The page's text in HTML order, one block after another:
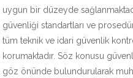
uygun bir düzeyde
güvenliği standartları ve
tüm teknik ve idari güvenlik
korumaktadır. Söz konusu
göz önünde bulundurularak